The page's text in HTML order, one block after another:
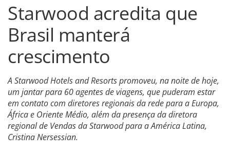
Starwood acredita que
Brasil manterá
crescimento
A Starwood Hotels and Resorts promoveu, na noite de hoje,
um jantar para 60 agentes de viagens, que puderam estar
em contato com diretores regionais da rede para a Europa,
África e Oriente Médio, além da presença da diretora
regional de Vendas da Starwood para a América Latina,
Cristina Nersessian.